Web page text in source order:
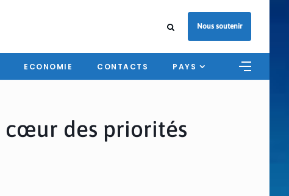
Nous soutenir
ECONOMIE CONTACTS PAYS
cœur des priorités